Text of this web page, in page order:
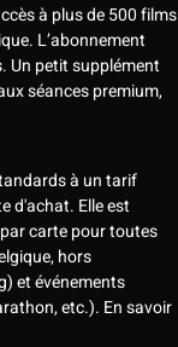
à plus de 500 films
L’abonnement
Un petit supplément
séances premium,
à un tarif
d'achat. Elle est
carte pour toutes
hors
et événements
etc.). En savoir